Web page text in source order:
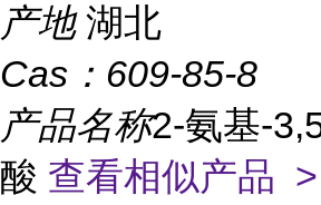
产地 湖北
Cas： 609-85-8
产品名称2-氨基-
酸 查看相似产品 >